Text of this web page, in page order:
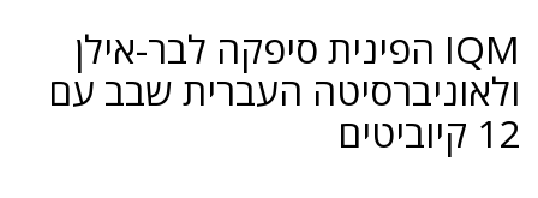
IQM הפינית סיפקה לבר-אילן
ולאוניברסיטה העברית שבב עם
12 קיוביטים